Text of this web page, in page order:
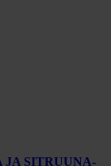
JA SITRUUNA-